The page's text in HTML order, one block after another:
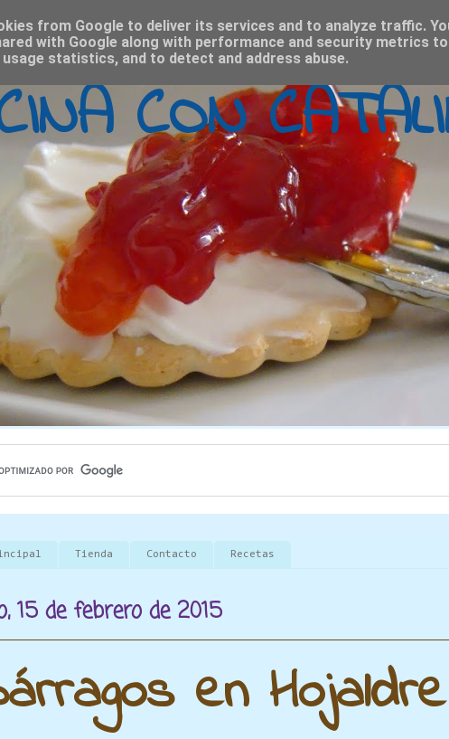
CON
Tienda Contacto Recetas
15 de febrero de 2015
en Hojaldre
from Google to deliver its services and to analyze traffic.
with Google along with performance and security metrics
statistics, and to detect and address abuse.